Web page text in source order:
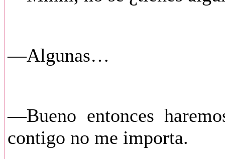
—Algunas…
—Bueno entonces
contigo no me importa.